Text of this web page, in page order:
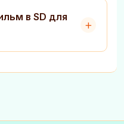
в SD для